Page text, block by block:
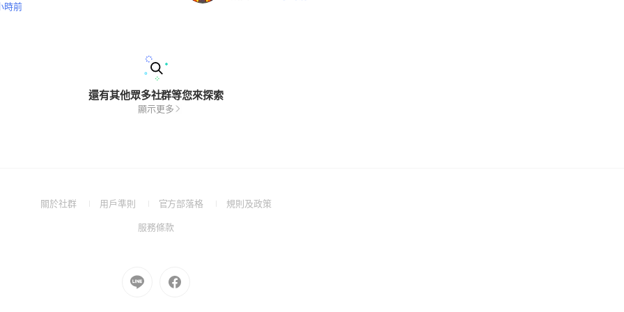
時前
還有其他眾多社群等您來探索
顯示更多
關於社群
(Open用戶準則
(Open
a
官方部落格
(Open規則及政策(Open
服務條款(Open
window)
Go
to
Go
to